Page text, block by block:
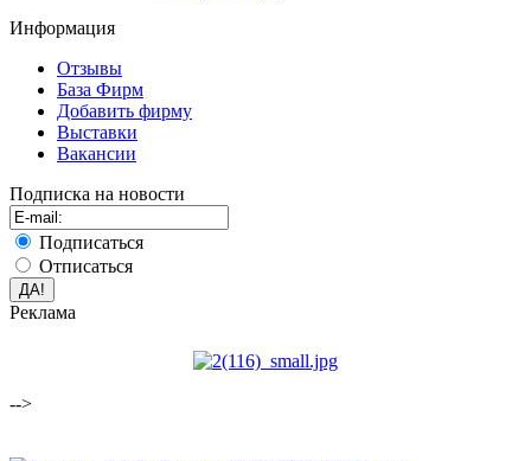
Информация
Отзывы
База Фирм
Добавить фирму
Выставки
Вакансии
Подписка на новости
Подписаться
Отписаться
Реклама
-->